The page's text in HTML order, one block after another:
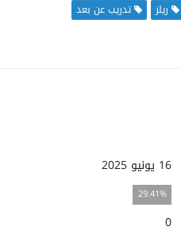
ريلز
تدريب عن بعد
16 يونيو 2025
29.41%
0